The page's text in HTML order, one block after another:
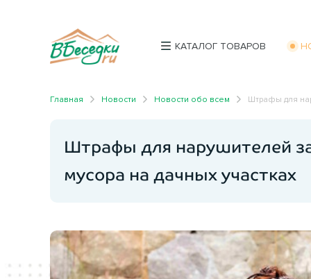
КАТАЛОГ ТОВАРОВ
Главная Новости Новости обо всем Штрафы для
Штрафы для нарушителей
мусора на дачных участках